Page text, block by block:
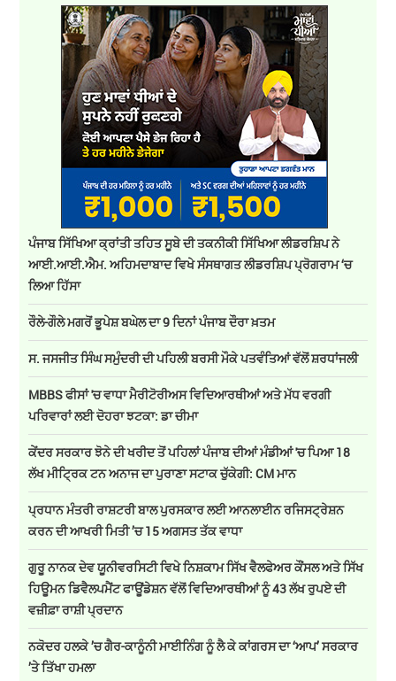
ਪੰਜਾਬ ਸਿੱਖਿਆ ਕ੍ਰਾਂਤੀ ਤਹਿਤ ਸੂਬੇ ਦੀ ਤਕਨੀਕੀ ਸਿੱਖਿਆ ਲੀਡਰਸ਼ਿਪ ਨੇ
ਆਈ.ਆਈ.ਐਮ. ਅਹਿਮਦਾਬਾਦ ਵਿਖੇ ਸੰਸਥਾਗਤ ਲੀਡਰਸ਼ਿਪ ਪ੍ਰੋਗਰਾਮ ‘ਚ
ਲਿਆ ਹਿੱਸਾ
ਰੌਲੇ-ਗੌਲੇ ਮਗਰੋਂ ਭੂਪੇਸ਼ ਬਘੇਲ ਦਾ 9 ਦਿਨਾਂ ਪੰਜਾਬ ਦੌਰਾ ਖ਼ਤਮ
ਸ. ਜਸਜੀਤ ਸਿੰਘ ਸਮੁੰਦਰੀ ਦੀ ਪਹਿਲੀ ਬਰਸੀ ਮੌਕੇ ਪਤਵੰਤਿਆਂ ਵੱਲੋਂ ਸ਼ਰਧਾਂਜਲੀ
MBBS ਫੀਸਾਂ 'ਚ ਵਾਧਾ ਮੈਰੀਟੋਰੀਅਸ ਵਿਦਿਆਰਥੀਆਂ ਅਤੇ ਮੱਧ ਵਰਗੀ
ਪਰਿਵਾਰਾਂ ਲਈ ਦੋਹਰਾ ਝਟਕਾ: ਡਾ ਚੀਮਾ
ਕੇਂਦਰ ਸਰਕਾਰ ਝੋਨੇ ਦੀ ਖਰੀਦ ਤੋਂ ਪਹਿਲਾਂ ਪੰਜਾਬ ਦੀਆਂ ਮੰਡੀਆਂ 'ਚ ਪਿਆ 18
ਲੱਖ ਮੀਟ੍ਰਿਕ ਟਨ ਅਨਾਜ ਦਾ ਪੁਰਾਣਾ ਸਟਾਕ ਚੁੱਕੇਗੀ: CM ਮਾਨ
ਪ੍ਰਧਾਨ ਮੰਤਰੀ ਰਾਸ਼ਟਰੀ ਬਾਲ ਪੁਰਸਕਾਰ ਲਈ ਆਨਲਾਈਨ ਰਜਿਸਟ੍ਰੇਸ਼ਨ
ਕਰਨ ਦੀ ਆਖਰੀ ਮਿਤੀ ’ਚ 15 ਅਗਸਤ ਤੱਕ ਵਾਧਾ
ਗੁਰੂ ਨਾਨਕ ਦੇਵ ਯੂਨੀਵਰਸਿਟੀ ਵਿਖੇ ਨਿਸ਼ਕਾਮ ਸਿੱਖ ਵੈਲਫੇਅਰ ਕੌਂਸਲ ਅਤੇ ਸਿੱਖ
ਹਿਊਮਨ ਡਿਵੈਲਪਮੈਂਟ ਫਾਊਂਡੇਸ਼ਨ ਵੱਲੋਂ ਵਿਦਿਆਰਥੀਆਂ ਨੂੰ 43 ਲੱਖ ਰੁਪਏ ਦੀ
ਵਜ਼ੀਫ਼ਾ ਰਾਸ਼ੀ ਪ੍ਰਦਾਨ
ਨਕੋਦਰ ਹਲਕੇ ’ਚ ਗੈਰ-ਕਾਨੂੰਨੀ ਮਾਈਨਿੰਗ ਨੂੰ ਲੈ ਕੇ ਕਾਂਗਰਸ ਦਾ ‘ਆਪ’ ਸਰਕਾਰ
’ਤੇ ਤਿੱਖਾ ਹਮਲਾ